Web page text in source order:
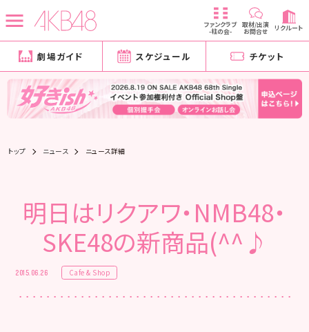
ファンクラブ
-柱の会-
取材/出演
お問合せ リクルート
劇場ガイド スケジュール チケット
トップ ニュース ニュース詳細
明日はリクアワ・NMB48・
SKE48の新商品(^^♪
2015.06.26 Cafe & Shop